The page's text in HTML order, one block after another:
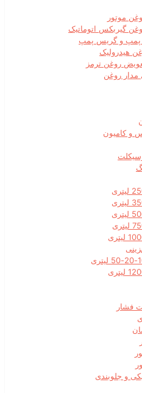
موتور
گیربکس اتوماتیک
پمپ و گریس پمپ
هیدرولیک
روغن ترمز
روغن
و کامیون
فشار
و جلوبندی